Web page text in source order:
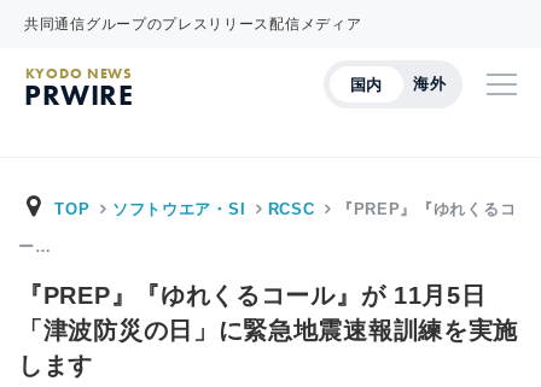
共同通信グループのプレスリリース配信メディア
国内 海外
KYODO NEWS
PRWIRE
TOP ソフトウエア・SI RCSC 『PREP』『ゆれくるコ
ー…
『PREP』『ゆれくるコール』が 11月5日
「津波防災の日」に緊急地震速報訓練を実施
します